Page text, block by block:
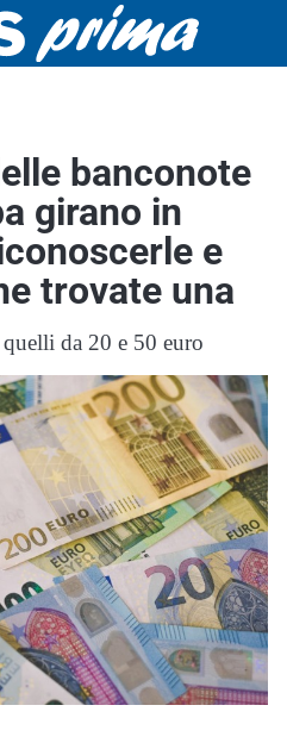
banconote
girano in
e
trovate una
da 20 e 50 euro